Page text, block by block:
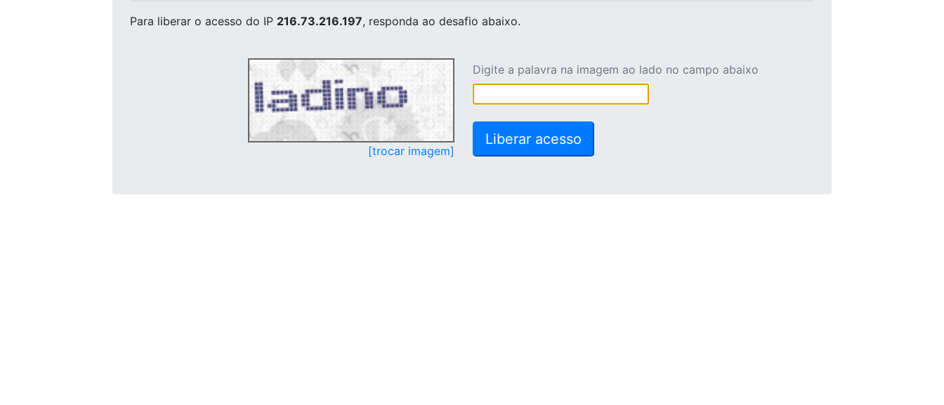
Para liberar o acesso do IP 216.73.216.197, responda ao desafio abaixo.
[trocar imagem]
Digite a palavra na imagem ao lado no campo abaixo